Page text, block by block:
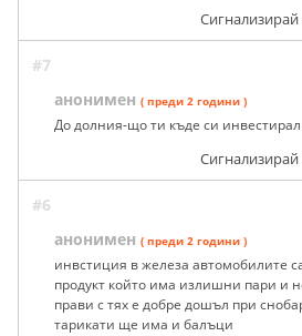
#7
анонимен ( преди 2 години )
До долния-що ти къде си
#6
анонимен ( преди 2 години )
инвстиция в железа автомобилите
продукт който има излишни пари и
прави с тях е добре дошъл при
тарикати ще има и балъци